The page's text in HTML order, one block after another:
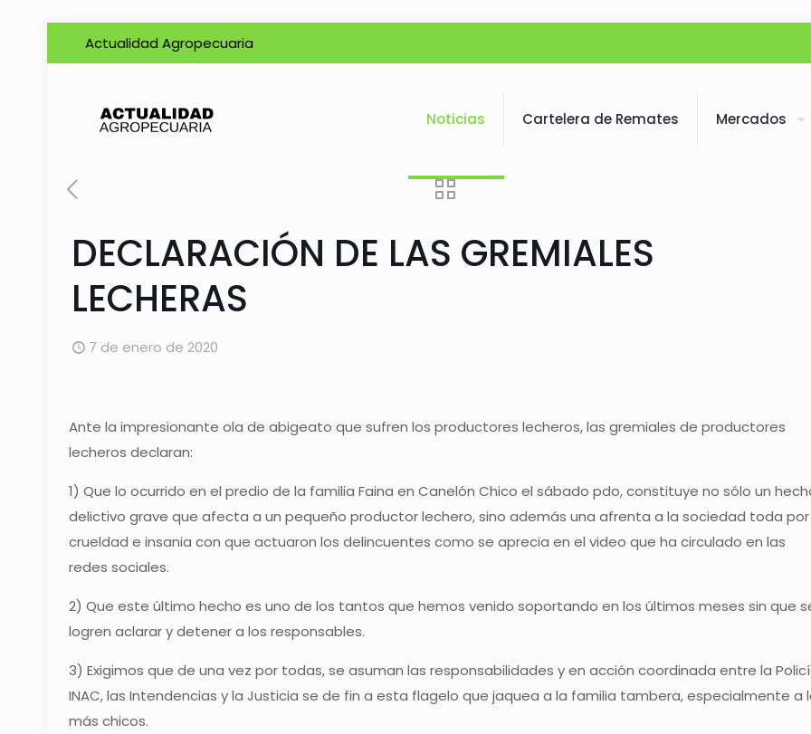
Actualidad Agropecuaria
Noticias Cartelera de Remates Mercados
DECLARACIÓN DE LAS GREMIALES
LECHERAS
7 de enero de 2020
Ante la impresionante ola de abigeato que sufren los productores lecheros, las gremiales de productores
lecheros declaran:
1) Que lo ocurrido en el predio de la familia Faina en Canelón Chico el sábado pdo, constituye no sólo un
delictivo grave que afecta a un pequeño productor lechero, sino además una afrenta a la sociedad toda
crueldad e insania con que actuaron los delincuentes como se aprecia en el video que ha circulado en las
redes sociales.
2) Que este último hecho es uno de los tantos que hemos venido soportando en los últimos meses sin que
logren aclarar y detener a los responsables.
3) Exigimos que de una vez por todas, se asuman las responsabilidades y en acción coordinada entre la
INAC, las Intendencias y la Justicia se de fin a esta flagelo que jaquea a la familia tambera, especialmente a
más chicos.